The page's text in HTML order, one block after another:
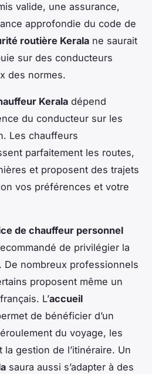
valide, une assurance,
approfondie du code de
routière Kerala ne saurait
sur des conducteurs
des normes.
Kerala dépend
du conducteur sur les
Les chauffeurs
parfaitement les routes,
et proposent des trajets
vos préférences et votre
de chauffeur personnel
de privilégier la
De nombreux professionnels
proposent même un
L’accueil
de bénéficier d’un
du voyage, les
gestion de l’itinéraire. Un
saura aussi s’adapter à des